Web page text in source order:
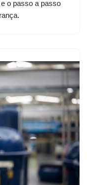
o passo a passo